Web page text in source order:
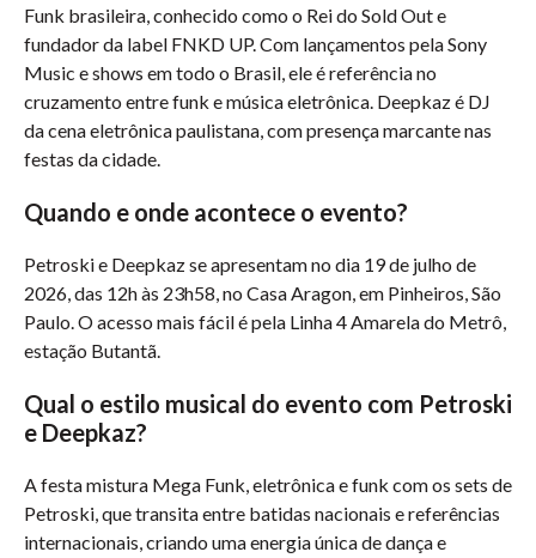
Funk brasileira, conhecido como o Rei do Sold Out e
fundador da label FNKD UP. Com lançamentos pela Sony
Music e shows em todo o Brasil, ele é referência no
cruzamento entre funk e música eletrônica. Deepkaz é DJ
da cena eletrônica paulistana, com presença marcante nas
festas da cidade.
Quando e onde acontece o evento?
Petroski e Deepkaz se apresentam no dia 19 de julho de
2026, das 12h às 23h58, no Casa Aragon, em Pinheiros, São
Paulo. O acesso mais fácil é pela Linha 4 Amarela do Metrô,
estação Butantã.
Qual o estilo musical do evento com Petroski
e Deepkaz?
A festa mistura Mega Funk, eletrônica e funk com os sets de
Petroski, que transita entre batidas nacionais e referências
internacionais, criando uma energia única de dança e